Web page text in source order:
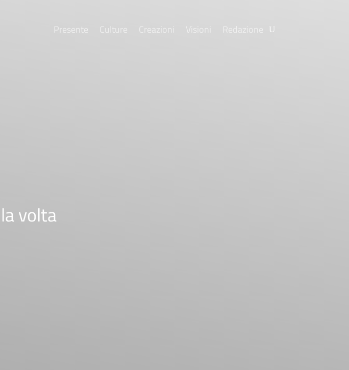
Presente Culture Creazioni Visioni Redazione
volta